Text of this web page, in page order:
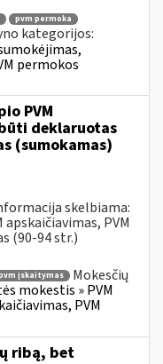
pvm permoka
kategorijos:
permokos
PVM
deklaruotas
(sumokamas)
skelbiama:
PVM
(90-94 str.)
įskaitymas
Mokesčių
mokestis » PVM
PVM
ribą, bet